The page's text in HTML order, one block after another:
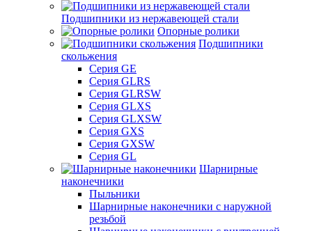
Подшипники из нержавеющей стали
Опорные ролики
Подшипники
скольжения
Серия GE
Серия GLRS
Серия GLRSW
Серия GLXS
Серия GLXSW
Серия GXS
Серия GXSW
Серия GL
Шарнирные
наконечники
Пыльники
Шарнирные наконечники с наружной
резьбой